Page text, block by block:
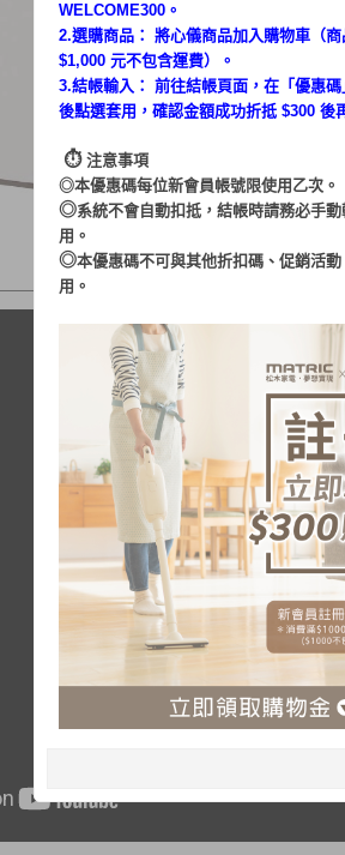
．羽毛
．全
．雙重
WELCOME300。
2.選購商品： 將心儀商品加入購物車（
$1,000 元不包含運費）。
3.結帳輸入： 前往結帳頁面，在「 優惠碼
後點選套用，確認金額成功折抵 $300 後
⏱︎ 注意事項
◎本優惠碼每位新會員帳號限使用乙次。
◎系統不會自動扣抵，結帳時請務必手
用。
◎本優惠碼不可與其他折扣碼、促銷活
用。